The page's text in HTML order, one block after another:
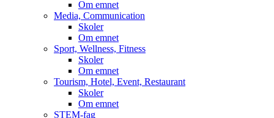
Om emnet
Media, Communication
Skoler
Om emnet
Sport, Wellness, Fitness
Skoler
Om emnet
Tourism, Hotel, Event, Restaurant
Skoler
Om emnet
STEM-fag